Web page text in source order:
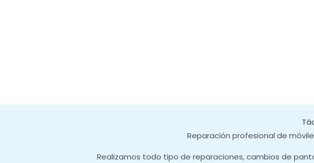
Reparación profesional de
Realizamos todo tipo de reparaciones, cambios de